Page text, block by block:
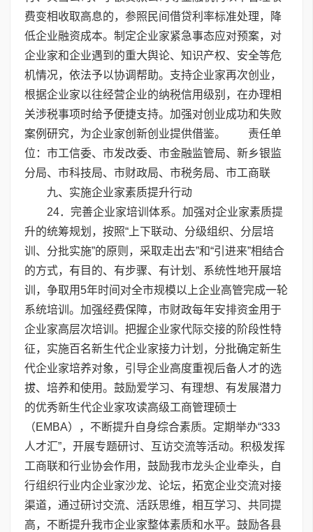
费变相收取高息的，参照民间借贷利率标准处理，降
低企业融资成本。制定企业家紧急事态应对预案，对
企业家和企业遇到的重大舆论、知识产权、安全等危
机情况，依法予以协调帮助。支持企业家再次创业，
根据企业家以往经营企业的纳税信用级别，在办理相
关涉税事项时给予便捷支持。加强对创业成功和失败
案例研究，为企业家创新创业提供借鉴。 责任单
位：市工信委、市发改委、市金融监管局、新乡银监
分局、市科技局、市财政局、市税务局、市工商联
九、实施企业家素质提升行动
24．完善企业家培训体系。加强对企业家素质提
升的统筹规划，按照“上下联动、分级组织、分层培
训、分批实施”的原则，采取走出去”和“引进来”相结合
的方式，有目的、有步骤、有计划、系统性地开展培
训，争取用5年时间对全市规模以上企业高管完成一轮
系统培训。加强经费保障，市财政每年安排资金用于
企业家高层次培训。把握企业家代际交接的阶段性特
征，实施百名新生代企业家接力计划，分批确定新生
代企业家培养对象，引导企业高度重视后备人才的选
拔、培养和使用。鼓励爱学习、有理想、有发展潜力
的优秀新生代企业家攻读高级工商管理硕士
（EMBA），不断提升自身综合素质。定期举办“333
人才汇”，开展专题研讨、互访交流等活动。积极发挥
工商联和行业协会作用，鼓励我市龙头企业牵头，自
行组织行业内企业家沙龙、论坛，拓宽企业交流对接
渠道，通过研讨交流、活跃思维，相互学习、共同提
高，不断提升我市企业家整体素质和水平。鼓励各县